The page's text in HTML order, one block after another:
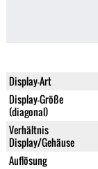
Display-Art
Display-Größe
(diagonal)
Verhältnis
Display/Gehäuse
Auflösung